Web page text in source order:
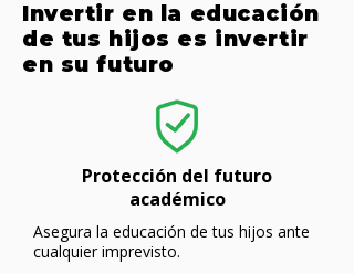
Invertir en la educación
de tus hijos es invertir
en su futuro
Protección del futuro
académico
Asegura la educación de tus hijos ante
cualquier imprevisto.